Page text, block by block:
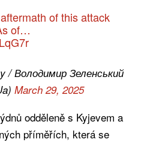
of this attack
of…
/ Володимир Зеленський
March 29, 2025
odděleně s Kyjevem a
příměřích, která se